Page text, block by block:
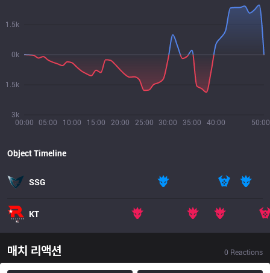
00:00 05:00 10:00 15:00 20:00 25:00 30:00 35:00 40:00 50:00
3k
1.5k
0k
1.5k
Object Timeline
SSG
KT
매치 리액션 0 Reactions